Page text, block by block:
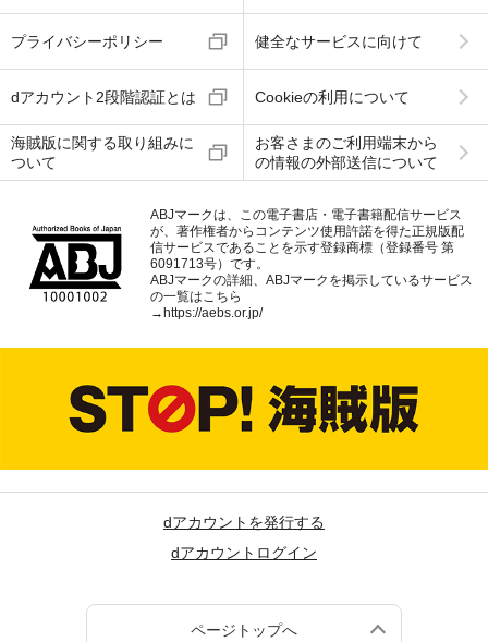
プライバシーポリシー 健全なサービスに向けて
dアカウント2段階認証とは Cookieの利用について
海賊版に関する取り組みに
ついて
お客さまのご利用端末から
の情報の外部送信について
ABJマークは、この電子書店・電子書籍配信サービス
が、著作権者からコンテンツ使用許諾を得た正規版配
信サービスであることを示す登録商標（登録番号 第
6091713号）です。
ABJマークの詳細、ABJマークを掲示しているサービス
の一覧はこちら
→https://aebs.or.jp/
dアカウントを発行する
dアカウントログイン
ページトップへ